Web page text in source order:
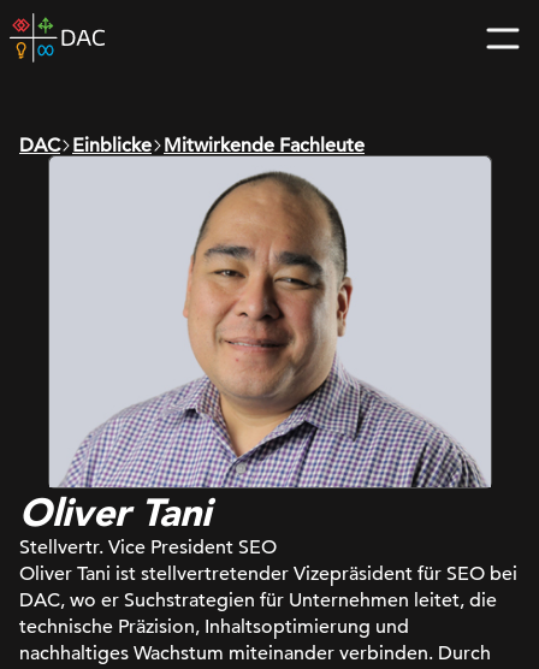
Skip
to
home
DAC Einblicke Mitwirkende Fachleute
Oliver Tani
Stellvertr. Vice President SEO
Oliver Tani ist stellvertretender Vizepräsident für SEO bei
DAC, wo er Suchstrategien für Unternehmen leitet, die
technische Präzision, Inhaltsoptimierung und
nachhaltiges Wachstum miteinander verbinden. Durch